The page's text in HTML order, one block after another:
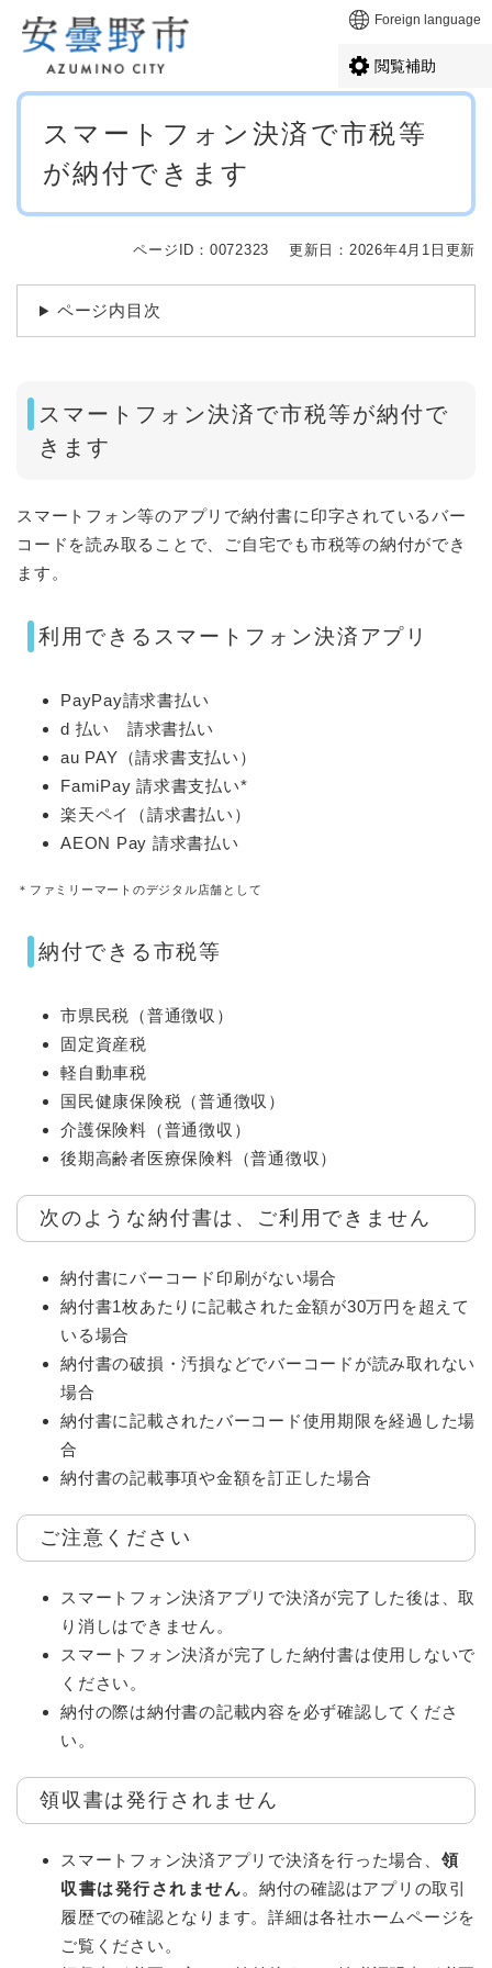
メニューを飛ばして本文へ Foreign language
閲覧補助
本
スマートフォン決済で市税等
が納付できます
ページID：0072323 更新日：2026年4月1日更新
ページ内目次
スマートフォン決済で市税等が納付で
きます
スマートフォン等のアプリで納付書に印字されているバー
コードを読み取ることで、ご自宅でも市税等の納付ができ
ます。
利用できるスマートフォン決済アプリ
PayPay請求書払い
d 払い 請求書払い
au PAY（請求書支払い）
FamiPay 請求書支払い*
楽天ペイ（請求書払い）
AEON Pay 請求書払い
＊ファミリーマートのデジタル店舗として
納付できる市税等
市県民税（普通徴収）
固定資産税
軽自動車税
国民健康保険税（普通徴収）
介護保険料（普通徴収）
後期高齢者医療保険料（普通徴収）
次のような納付書は、ご利用できません
納付書にバーコード印刷がない場合
納付書1枚あたりに記載された金額が30万円を超えて
いる場合
納付書の破損・汚損などでバーコードが読み取れない
場合
納付書に記載されたバーコード使用期限を経過した場
合
納付書の記載事項や金額を訂正した場合
ご注意ください
スマートフォン決済アプリで決済が完了した後は、取
り消しはできません。
スマートフォン決済が完了した納付書は使用しないで
ください。
納付の際は納付書の記載内容を必ず確認してくださ
い。
領収書は発行されません
スマートフォン決済アプリで決済を行った場合、 領
収書は発行されません。納付の確認はアプリの取引
履歴での確認となります。詳細は各社ホームページを
ご覧ください。